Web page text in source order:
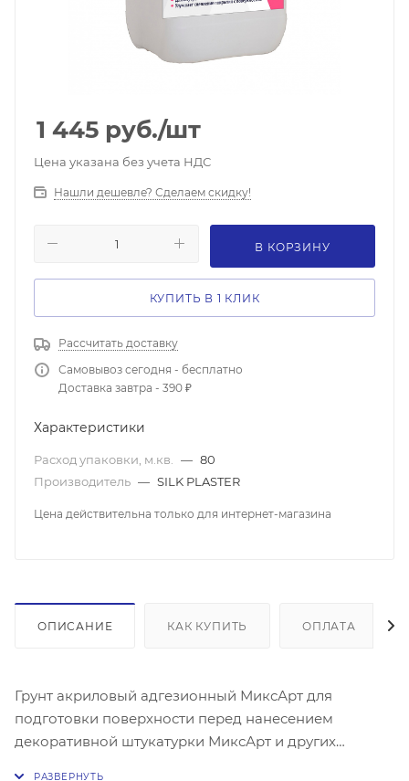
1 445 руб./шт
Цена указана без учета НДС
Нашли дешевле? Сделаем скидку!
В КОРЗИНУ
КУПИТЬ В 1 КЛИК
Рассчитать доставку
Самовывоз сегодня - бесплатно
Доставка завтра - 390 ₽
Характеристики
Расход упаковки, м.кв. — 80
Производитель — SILK PLASTER
Цена действительна только для интернет-магазина
ОПИСАНИЕ КАК КУПИТЬ ОПЛАТА
Грунт акриловый адгезионный МиксАрт для
подготовки поверхности перед нанесением
декоративной штукатурки МиксАрт и других